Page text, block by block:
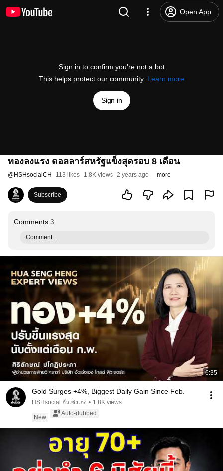
Open App
Sign in to confirm you’re not a bot
This helps protect our community. Learn more
Sign in
ทองลงแรง ดอลลาร์สหรัฐแข็งสุดรอบ 8 เดือน
@HSHsocialCH 113 likes 1.8K views 2 years ago more
Subscribe
Comments 3
Comment...
6:35
Gold Surges +4%, Biggest Daily Gain Since Feb.
HSHsocial ฮั่วเซ่งเฮง • 1.8K views
New
Auto-dubbed